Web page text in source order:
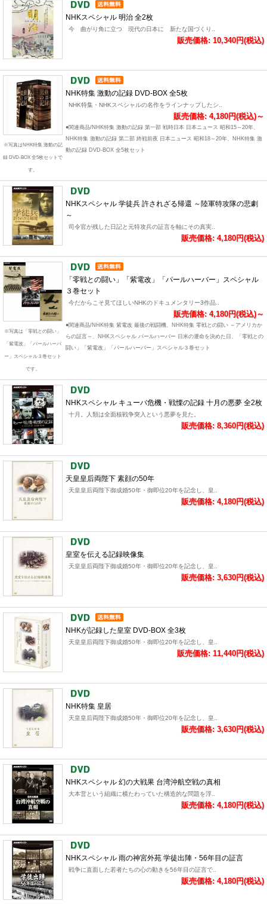
NHKスペシャル 明治 全2枚
今 曲がり角に立つ 現代の日本に 新たな国づくり..
販売価格: 10,340円(税込)
※写真はNHK特集 激動の記
録 DVD-BOX 全5枚セットで
す。
NHK特集 激動の記録 DVD-BOX 全5枚
NHK特集・NHKスペシャルの名作をラインナップしたシ..
販売価格: 4,180円(税込)～
●関連商品/NHK特集 激動の記録 第一部 戦時日本 日本ニュース 昭和15～20年、
NHK特集 激動の記録 第二部 終戦前夜 日本ニュース 昭和18～20年、NHK特集 激
動の記録 DVD-BOX 全5枚セット
NHKスペシャル 学徒兵 許されざる帰還 ～陸軍特攻隊の悲劇
～
司令官が残した日記と元特攻兵の証言を軸にその真実..
販売価格: 4,180円(税込)
※写真は「零戦との闘い」
「紫電改」「パールハーバ
ー」スペシャル３巻セット
です。
「零戦との闘い」「紫電改」「パールハーバー」スペシャル
３巻セット
今だからこそ見てほしいNHKのドキュメンタリー3作品..
販売価格: 4,180円(税込)～
●関連商品/NHK特集 紫電改 最後の戦闘機、NHK特集 零戦との闘い ～アメリカか
らの証言～、NHKスペシャル パールハーバー 日米の運命を決めた日、「零戦との
闘い」「紫電改」「パールハーバー」スペシャル３巻セット
NHKスペシャル キューバ危機・戦慄の記録 十月の悪夢 全2枚
十月。人類は全面核戦争突入という悪夢を見た。
販売価格: 8,360円(税込)
天皇皇后両陛下 素顔の50年
天皇皇后両陛下御成婚50年・御即位20年を記念し、皇..
販売価格: 4,180円(税込)
皇室を伝える記録映像集
天皇皇后両陛下御成婚50年・御即位20年を記念し、皇..
販売価格: 3,630円(税込)
NHKが記録した皇室 DVD-BOX 全3枚
天皇皇后両陛下御成婚50年・御即位20年を記念し、皇..
販売価格: 11,440円(税込)
NHK特集 皇居
天皇皇后両陛下御成婚50年・御即位20年を記念し、皇..
販売価格: 3,630円(税込)
NHKスペシャル 幻の大戦果 台湾沖航空戦の真相
大本営という組織に横たわっていた構造的な問題を浮..
販売価格: 4,180円(税込)
NHKスペシャル 雨の神宮外苑 学徒出陣・56年目の証言
戦争に直面した若者たちの心の動きを56年目の証言で..
販売価格: 4,180円(税込)